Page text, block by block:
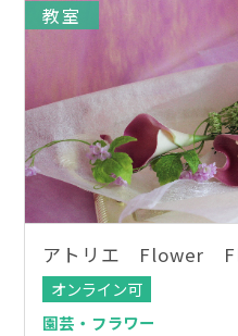
教室
アトリエ Flower
オンライン可
園芸・フラワー